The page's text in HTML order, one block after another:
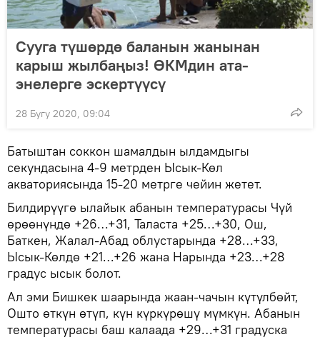
Сууга түшөрдө баланын жанынан
карыш жылбаңыз! ӨКМдин ата-
энелерге эскертүүсү
28 Бугу 2020, 09:04
Батыштан соккон шамалдын ылдамдыгы
секундасына 4-9 метрден Ысык-Көл
акваториясында 15-20 метрге чейин жетет.
Билдирүүгө ылайык абанын температурасы Чүй
өрөөнүндө +26…+31, Таласта +25…+30, Ош,
Баткен, Жалал-Абад облустарында +28…+33,
Ысык-Көлдө +21…+26 жана Нарында +23…+28
градус ысык болот.
Ал эми Бишкек шаарында жаан-чачын күтүлбөйт,
Ошто өткүн өтүп, күн күркүрөшү мүмкүн. Абанын
температурасы баш калаада +29…+31 градуска